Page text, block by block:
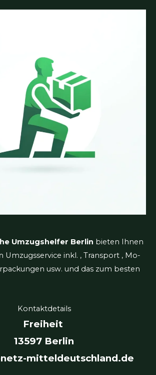
Umzugshelfer Berlin bieten Ihnen
inkl. , Transport , Mo-
usw. und das zum besten
Kontaktdetails
Freiheit
13597 Berlin
mitteldeutschland.de